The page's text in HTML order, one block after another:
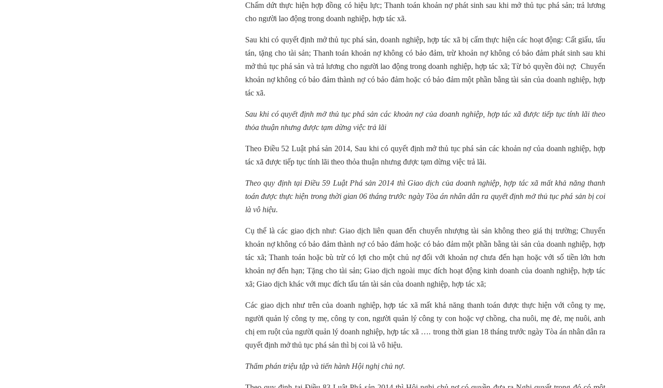
Chấm dứt thực hiện hợp đồng có hiệu lực; Thanh toán khoản nợ phát sinh sau khi mở thủ tục phá sản; trả lương
cho người lao động trong doanh nghiệp, hợp tác xã.
Sau khi có quyết định mở thủ tục phá sản, doanh nghiệp, hợp tác xã bị cấm thực hiện các hoạt động: Cất giấu, tẩu
tán, tặng cho tài sản; Thanh toán khoản nợ không có bảo đảm, trừ khoản nợ không có bảo đảm phát sinh sau khi
mở thủ tục phá sản và trả lương cho người lao động trong doanh nghiệp, hợp tác xã; Từ bỏ quyền đòi nợ; Chuyển
khoản nợ không có bảo đảm thành nợ có bảo đảm hoặc có bảo đảm một phần bằng tài sản của doanh nghiệp, hợp
tác xã.
Sau khi có quyết định mở thủ tục phá sản các khoản nợ của doanh nghiệp, hợp tác xã được tiếp tục tính lãi theo
thỏa thuận nhưng được tạm dừng việc trả lãi
Theo Điều 52 Luật phá sản 2014, Sau khi có quyết định mở thủ tục phá sản các khoản nợ của doanh nghiệp, hợp
tác xã được tiếp tục tính lãi theo thỏa thuận nhưng được tạm dừng việc trả lãi.
Theo quy định tại Điều 59 Luật Phá sản 2014 thì Giao dịch của doanh nghiệp, hợp tác xã mất khả năng thanh
toán được thực hiện trong thời gian 06 tháng trước ngày Tòa án nhân dân ra quyết định mở thủ tục phá sản bị coi
là vô hiệu.
Cụ thể là các giao dịch như: Giao dịch liên quan đến chuyển nhượng tài sản không theo giá thị trường; Chuyển
khoản nợ không có bảo đảm thành nợ có bảo đảm hoặc có bảo đảm một phần bằng tài sản của doanh nghiệp, hợp
tác xã; Thanh toán hoặc bù trừ có lợi cho một chủ nợ đối với khoản nợ chưa đến hạn hoặc với số tiền lớn hơn
khoản nợ đến hạn; Tặng cho tài sản; Giao dịch ngoài mục đích hoạt động kinh doanh của doanh nghiệp, hợp tác
xã; Giao dịch khác với mục đích tẩu tán tài sản của doanh nghiệp, hợp tác xã;
Các giao dịch như trên của doanh nghiệp, hợp tác xã mất khả năng thanh toán được thực hiện với công ty mẹ,
người quản lý công ty mẹ, công ty con, người quản lý công ty con hoặc vợ chồng, cha nuôi, mẹ đẻ, mẹ nuôi, anh
chị em ruột của người quản lý doanh nghiệp, hợp tác xã …. trong thời gian 18 tháng trước ngày Tòa án nhân dân ra
quyết định mở thủ tục phá sản thì bị coi là vô hiệu.
Thẩm phán triệu tập và tiến hành Hội nghị chủ nợ.